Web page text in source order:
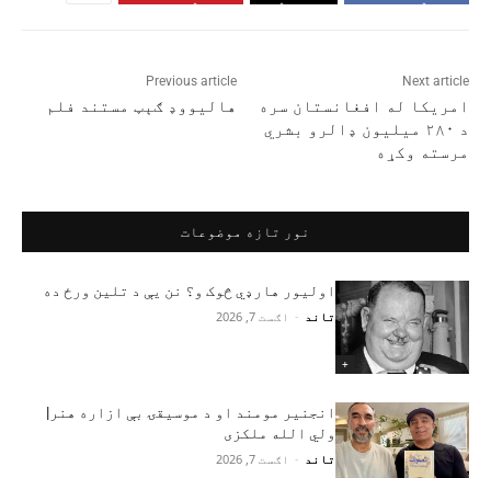
Previous article
هالیووډ ګېټ مستند فلم
Next article
امریکا له افغانستان سره
د ۲۸۰ میلیون ډالرو بشري
مرسته وکړه
نور تازه موضوعات
+
اولیور هارډي څوک و؟ نن یې د تلین ورځ ده
تاند - اګست 7, 2026
انجنیر مومند او د موسیقۍ بې‌ ازاره هنر|
ولي الله ملکزی
تاند - اګست 7, 2026